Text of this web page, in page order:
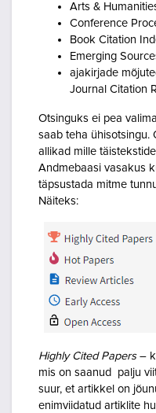
Arts &
Conference
Book Citation
Emerging
ajakirjade
Journal Citation
Otsinguks ei pea
saab teha ühisotsingu.
allikad mille
Andmebaasi vasakus
täpsustada mitme
Näiteks:
Highly Cited Papers–
mis on saanud palju
suur, et artikkel on
enimviidatud artiklite